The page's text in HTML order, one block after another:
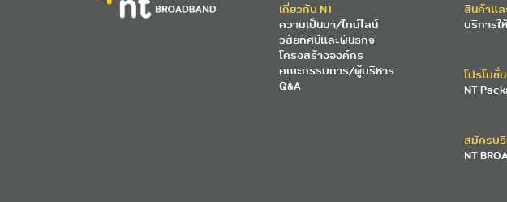
เกี่ยวกับ NT
ความเป็นมา/ไทม์ไลน์
วิสัยทัศน์และพันธกิจ
โครงสร้างองค์กร
คณะกรรมการ/ผู้บริหาร
Q&A
สินค้าแ
บริการใ
โปรโมชั่น
NT
สมัครบ
NT